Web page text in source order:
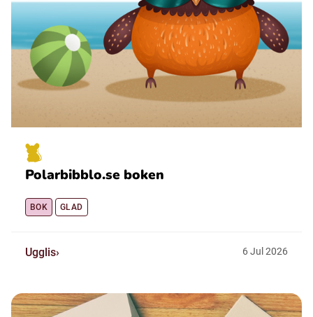
Polarbibblo.se boken
BOK GLAD
Ugglis 6Jul 2026